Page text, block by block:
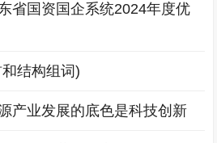
省国资国企系统2024年度优
结构组词)
产业发展的底色是科技创新